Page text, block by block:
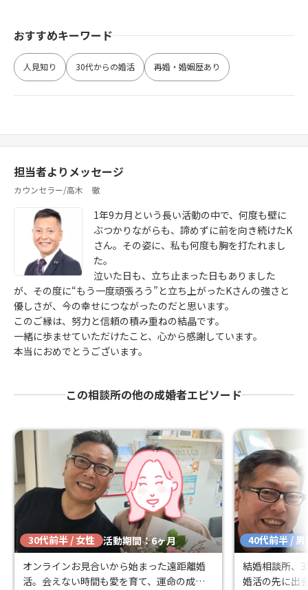
おすすめキーワード
人見知り 30代からの婚活 再婚・婚姻歴あり
担当者よりメッセージ
カウンセラー/高木 徹
1年9カ月という長い活動の中で、何度も壁に
ぶつかりながらも、諦めずに前を向き続けたK
さん。その姿に、私も何度も胸を打たれまし
た。
泣いた日も、立ち止まった日もありました
が、その度に“もう一度頑張ろう”と立ち上がったKさんの強さと
優しさが、今の幸せにつながったのだと思います。
このご縁は、努力と信頼の積み重ねの結晶です。
一緒に歩ませていただけたこと、心から感謝しています。
本当におめでとうございます。
この相談所の他の成婚者エピソード
30代前半 / 女性 活動期間：6ヶ月
オンラインお見合いから始まった遠距離婚
活。会えない時間も愛を育て、運命の成婚
40代前半 / 男
結婚相談所、
婚活の先に出